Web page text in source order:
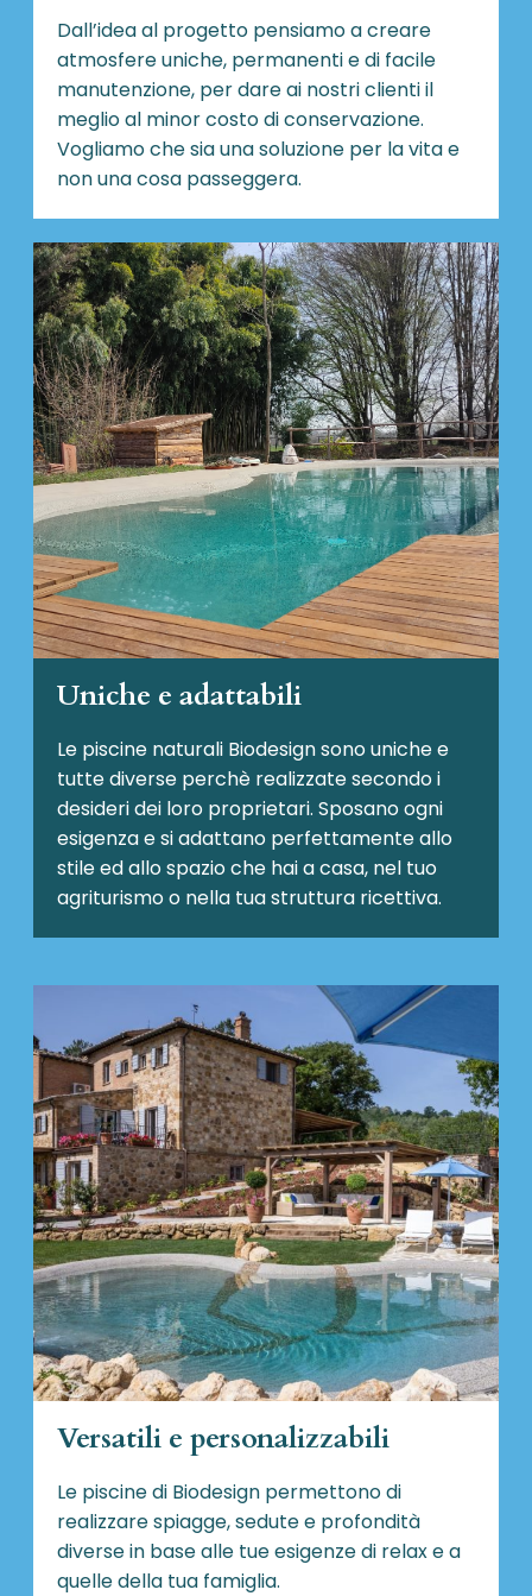
Dall’idea al progetto pensiamo a creare
atmosfere uniche, permanenti e di facile
manutenzione, per dare ai nostri clienti il
meglio al minor costo di conservazione.
Vogliamo che sia una soluzione per la vita e
non una cosa passeggera.
Uniche e adattabili
Le piscine naturali Biodesignsono uniche e
tutte diverse perchè realizzate secondo i
desideri dei loro proprietari. Sposano ogni
esigenza e si adattano perfettamente allo
stile ed allo spazio che hai a casa, nel tuo
agriturismo o nella tua struttura ricettiva.
Versatili e personalizzabili
Le piscine di Biodesign permettono di
realizzare spiagge, sedute e profondità
diverse in base alle tue esigenze di relax e a
quelle della tua famiglia.